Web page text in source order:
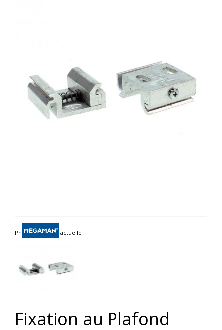
Photo non contractuelle
Fixation au Plafond